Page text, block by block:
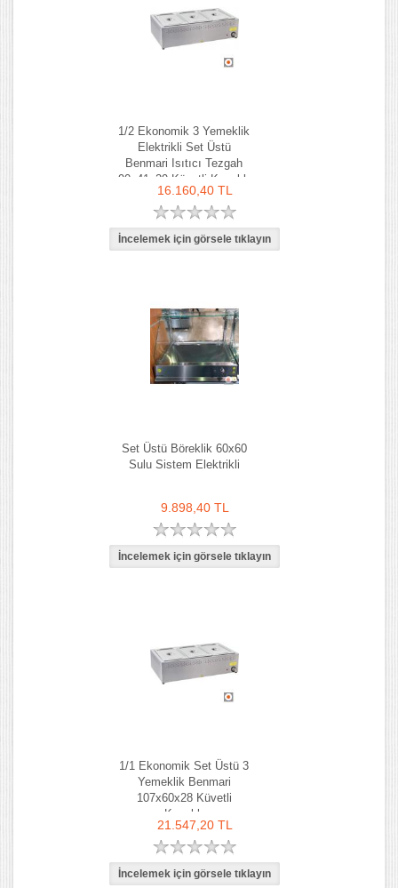
1/2 Ekonomik 3 Yemeklik
Elektrikli Set Üstü
Benmari Isıtıcı Tezgah
90x41x29 Küvetli Kapaklı
16.160,40 TL
Set Üstü Böreklik 60x60
Sulu Sistem Elektrikli
9.898,40 TL
1/1 Ekonomik Set Üstü 3
Yemeklik Benmari
107x60x28 Küvetli
Kapaklı
21.547,20 TL